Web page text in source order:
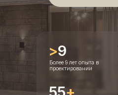
>9
Более 9 лет опыта в
проектировании